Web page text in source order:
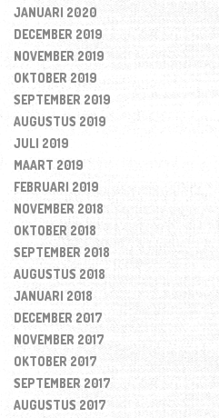
JANUARI 2020
DECEMBER 2019
NOVEMBER 2019
OKTOBER 2019
SEPTEMBER 2019
AUGUSTUS 2019
JULI 2019
MAART 2019
FEBRUARI 2019
NOVEMBER 2018
OKTOBER 2018
SEPTEMBER 2018
AUGUSTUS 2018
JANUARI 2018
DECEMBER 2017
NOVEMBER 2017
OKTOBER 2017
SEPTEMBER 2017
AUGUSTUS 2017